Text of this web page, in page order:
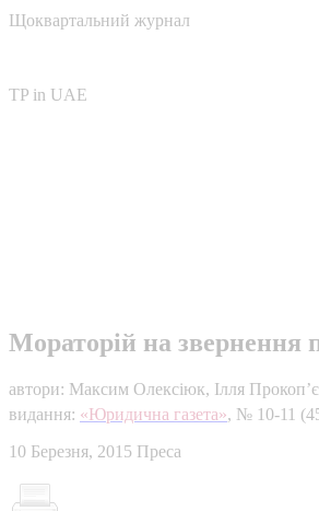
Щоквартальний журнал
TP in UAE
Мораторій на звернення
автори: Максим Олексіюк, Ілля
видання: «Юридична газета», № 10-11
10 Березня, 2015 Преса